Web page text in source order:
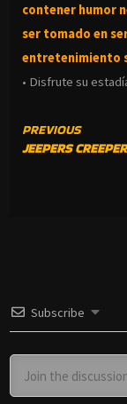
contener humor
ser tomado en
entretenimiento
• Disfrute su
CONTINUE
READING
PREVIOUS
JEEPERS
Subscribe